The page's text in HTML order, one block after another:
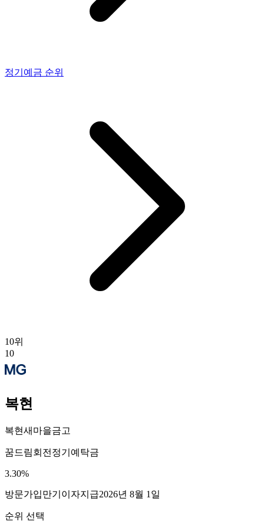
정기예금 순위
10위
10
복현
복현새마을금고
꿈드림회전정기예탁금
3.30%
방문가입만기이자지급2026년 8월 1일
순위 선택